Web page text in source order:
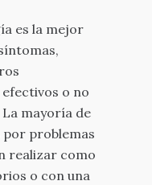
es la mejor
o no
mayoría de
problemas
realizar como
o con una